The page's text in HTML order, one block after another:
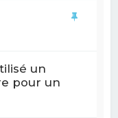
un
pour un